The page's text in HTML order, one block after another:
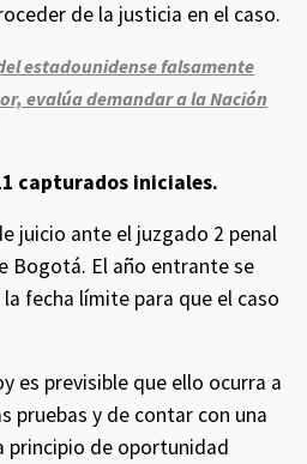
de la justicia en el caso.
estadounidense falsamente
evalúa demandar a la Nación
capturados iniciales.
juicio ante el juzgado 2 penal
Bogotá. El año entrante se
fecha límite para que el caso
es previsible que ello ocurra a
pruebas y de contar con una
principio de oportunidad